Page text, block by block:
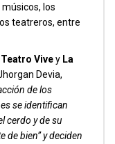
los
teatreros, entre
Vivey La
Devia,
de los
se identifican
cerdo y de su
de bien” y deciden